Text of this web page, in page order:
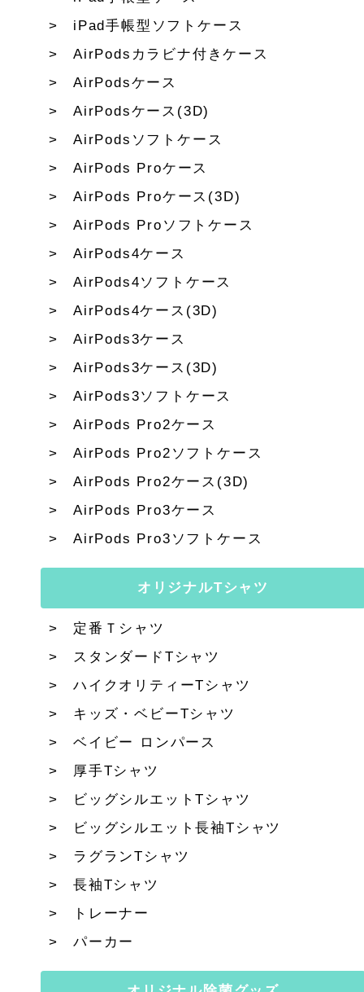
iPad手帳型ソフトケース
AirPodsカラビナ付きケース
AirPodsケース
AirPodsケース(3D)
AirPodsソフトケース
AirPods Proケース
AirPods Proケース(3D)
AirPods Proソフトケース
AirPods4ケース
AirPods4ソフトケース
AirPods4ケース(3D)
AirPods3ケース
AirPods3ケース(3D)
AirPods3ソフトケース
AirPods Pro2ケース
AirPods Pro2ソフトケース
AirPods Pro2ケース(3D)
AirPods Pro3ケース
AirPods Pro3ソフトケース
オリジナルTシャツ
定番Ｔシャツ
スタンダードTシャツ
ハイクオリティーTシャツ
キッズ・ベビーTシャツ
ベイビー ロンパース
厚手Tシャツ
ビッグシルエットTシャツ
ビッグシルエット長袖Tシャツ
ラグランTシャツ
長袖Tシャツ
トレーナー
パーカー